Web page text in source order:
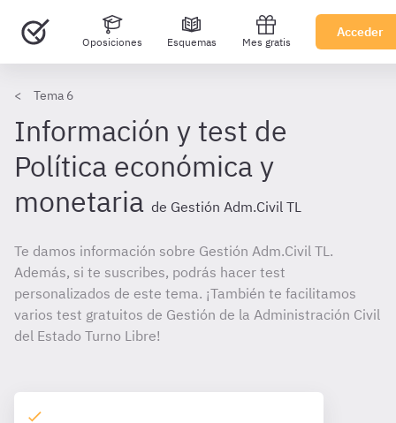
Oposiciones Esquemas Mes gratis
Acceder
Tema 6
Información y test de
Política económica y
monetaria de Gestión Adm.Civil TL
Te damos información sobre Gestión Adm.Civil TL.
Además, si te suscribes, podrás hacer test
personalizados de este tema. ¡También te facilitamos
varios test gratuitos de Gestión de la Administración Civil
del Estado Turno Libre!